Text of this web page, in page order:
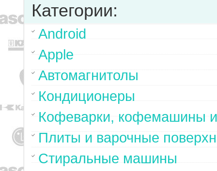
Категории:
Android
Apple
Автомагнитолы
Кондиционеры
Кофеварки, кофемашины
Плиты и варочные
Стиральные машины